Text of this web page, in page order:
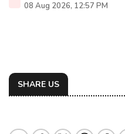
08 Aug 2026, 12:57 PM
SHARE US